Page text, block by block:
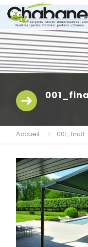
Accueil 001_final